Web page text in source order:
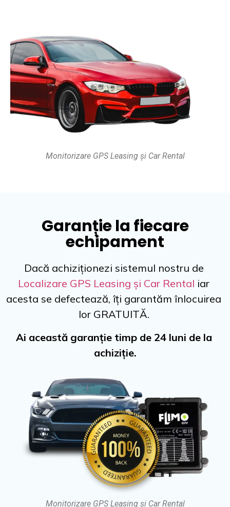
Monitorizare GPS Leasing și Car Rental
Garanție la fiecare
echipament​
Localizare GPS Leasing și Car Rental iar
acesta se defectează, îți garantăm înlocuirea
lor GRATUITĂ.
Ai această garanție timp de 24 luni de la
achiziție.
Monitorizare GPS Leasing și Car Rental